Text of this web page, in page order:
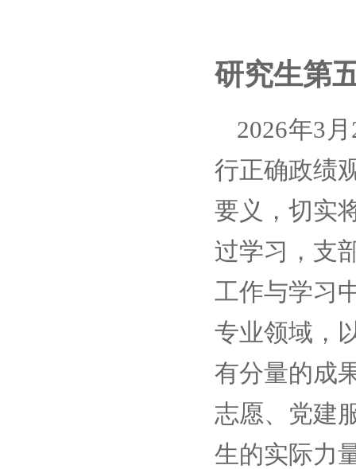
研究生第
2026年3月
行正确政绩
要义，切实
过学习，支
工作与学习
专业领域，
有分量的成
志愿、党建
生的实际力